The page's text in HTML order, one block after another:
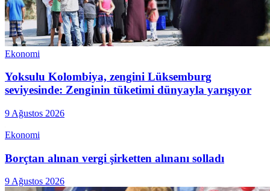
Ekonomi
Yoksulu Kolombiya, zengini Lüksemburg
seviyesinde: Zenginin tüketimi dünyayla yarışıyor
9 Ağustos 2026
Ekonomi
Borçtan alınan vergi şirketten alınanı solladı
9 Ağustos 2026